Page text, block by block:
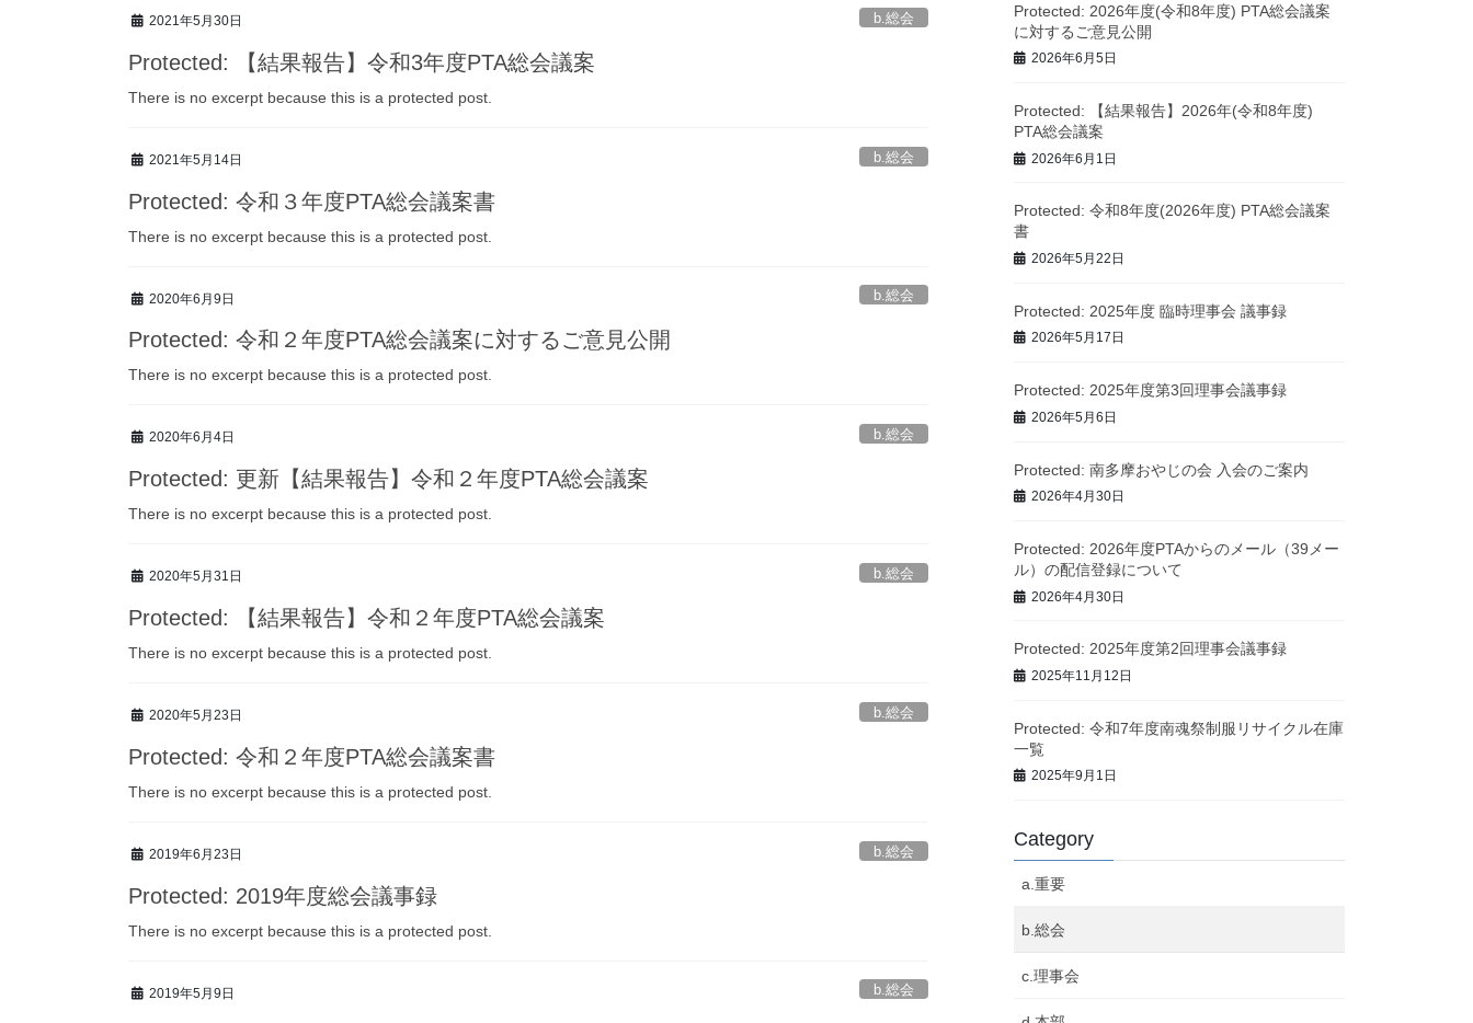
2021年5月30日 b.総会
Protected: 【結果報告】令和3年度PTA総会議案
There is no excerpt because this is a protected post.
2021年5月14日 b.総会
Protected: 令和３年度PTA総会議案書
There is no excerpt because this is a protected post.
2020年6月9日 b.総会
Protected: 令和２年度PTA総会議案に対するご意見公開
There is no excerpt because this is a protected post.
2020年6月4日 b.総会
Protected: 更新【結果報告】令和２年度PTA総会議案
There is no excerpt because this is a protected post.
2020年5月31日 b.総会
Protected: 【結果報告】令和２年度PTA総会議案
There is no excerpt because this is a protected post.
2020年5月23日 b.総会
Protected: 令和２年度PTA総会議案書
There is no excerpt because this is a protected post.
2019年6月23日 b.総会
Protected: 2019年度総会議事録
There is no excerpt because this is a protected post.
2019年5月9日 b.総会
Protected: 2026年度(令和8年度) PTA総会議案
に対するご意見公開
2026年6月5日
Protected: 【結果報告】2026年(令和8年度)
PTA総会議案
2026年6月1日
Protected: 令和8年度(2026年度) PTA総会議案
書
2026年5月22日
Protected: 2025年度 臨時理事会 議事録
2026年5月17日
Protected: 2025年度第3回理事会議事録
2026年5月6日
Protected: 南多摩おやじの会 入会のご案内
2026年4月30日
Protected: 2026年度PTAからのメール（39メー
ル）の配信登録について
2026年4月30日
Protected: 2025年度第2回理事会議事録
2025年11月12日
Protected: 令和7年度南魂祭制服リサイクル在庫
一覧
2025年9月1日
Category
a.重要
b.総会
c.理事会